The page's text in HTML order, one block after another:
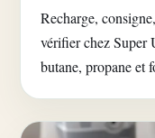
Recharge,
vérifier chez Super
butane, propane et